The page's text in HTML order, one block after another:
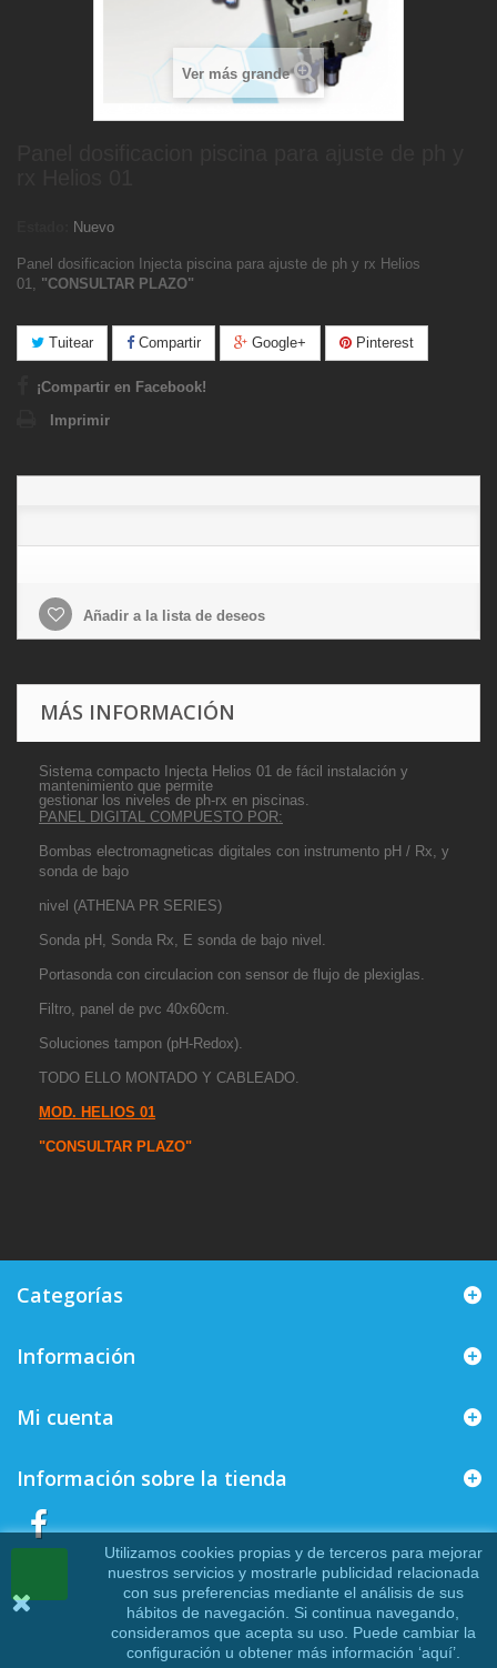
Ver más grande
Nuevo
Panel dosificacion Injecta piscina para ajuste de ph y rx Helios
01, "CONSULTAR PLAZO"
Tuitear Compartir Google+ Pinterest
¡Compartir en Facebook!
Imprimir
Añadir a la lista de deseos
MÁS INFORMACIÓN
Sistema compacto Injecta Helios 01 de fácil instalación y
mantenimiento que permite
gestionar los niveles de ph-rx en piscinas.
PANEL DIGITAL COMPUESTO POR:
Bombas electromagneticas digitales con instrumento pH / Rx, y
sonda de bajo
nivel (ATHENA PR SERIES)
Sonda pH, Sonda Rx, E sonda de bajo nivel.
Portasonda con circulacion con sensor de flujo de plexiglas.
Filtro, panel de pvc 40x60cm.
Soluciones tampon (pH-Redox).
TODO ELLO MONTADO Y CABLEADO.
MOD. HELIOS 01
"CONSULTAR PLAZO"
Categorías
Información
Mi cuenta
Información sobre la tienda
Utilizamos cookies propias y de terceros para mejorar
nuestros servicios y mostrarle publicidad relacionada
con sus preferencias mediante el análisis de sus
hábitos de navegación. Si continua navegando,
consideramos que acepta su uso. Puede cambiar la
configuración u obtener más información ‘aquí’.